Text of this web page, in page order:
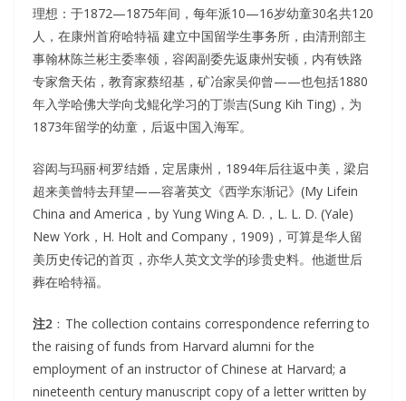
理想：于1872—1875年间，每年派10—16岁幼童30名共120
人，在康州首府哈特福 建立中国留学生事务所，由清刑部主
事翰林陈兰彬主委率领，容闳副委先返康州安顿，内有铁路
专家詹天佑，教育家蔡绍基，矿冶家吴仰曾——也包括1880
年入学哈佛大学向戈鲲化学习的丁崇吉(Sung Kih Ting)，为
1873年留学的幼童，后返中国入海军。
容闳与玛丽·柯罗结婚，定居康州，1894年后往返中美，梁启
超来美曾特去拜望——容著英文《西学东渐记》(My Lifein
China and America，by Yung Wing A. D.，L. L. D. (Yale)
New York，H. Holt and Company，1909)，可算是华人留
美历史传记的首页，亦华人英文文学的珍贵史料。他逝世后
葬在哈特福。
注2 ﹕The collection contains correspondence referring to
the raising of funds from Harvard alumni for the
employment of an instructor of Chinese at Harvard; a
nineteenth century manuscript copy of a letter written by